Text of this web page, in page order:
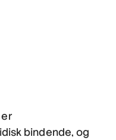
bindende, og